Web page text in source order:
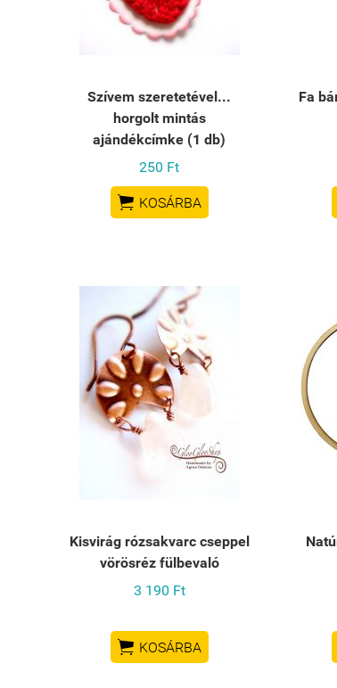
Szívem szeretetével...
horgolt mintás
ajándékcímke (1 db)
250 Ft
 KOSÁRBA
Fa
Kisvirág rózsakvarc cseppel
vörösréz fülbevaló
3 190 Ft
 KOSÁRBA